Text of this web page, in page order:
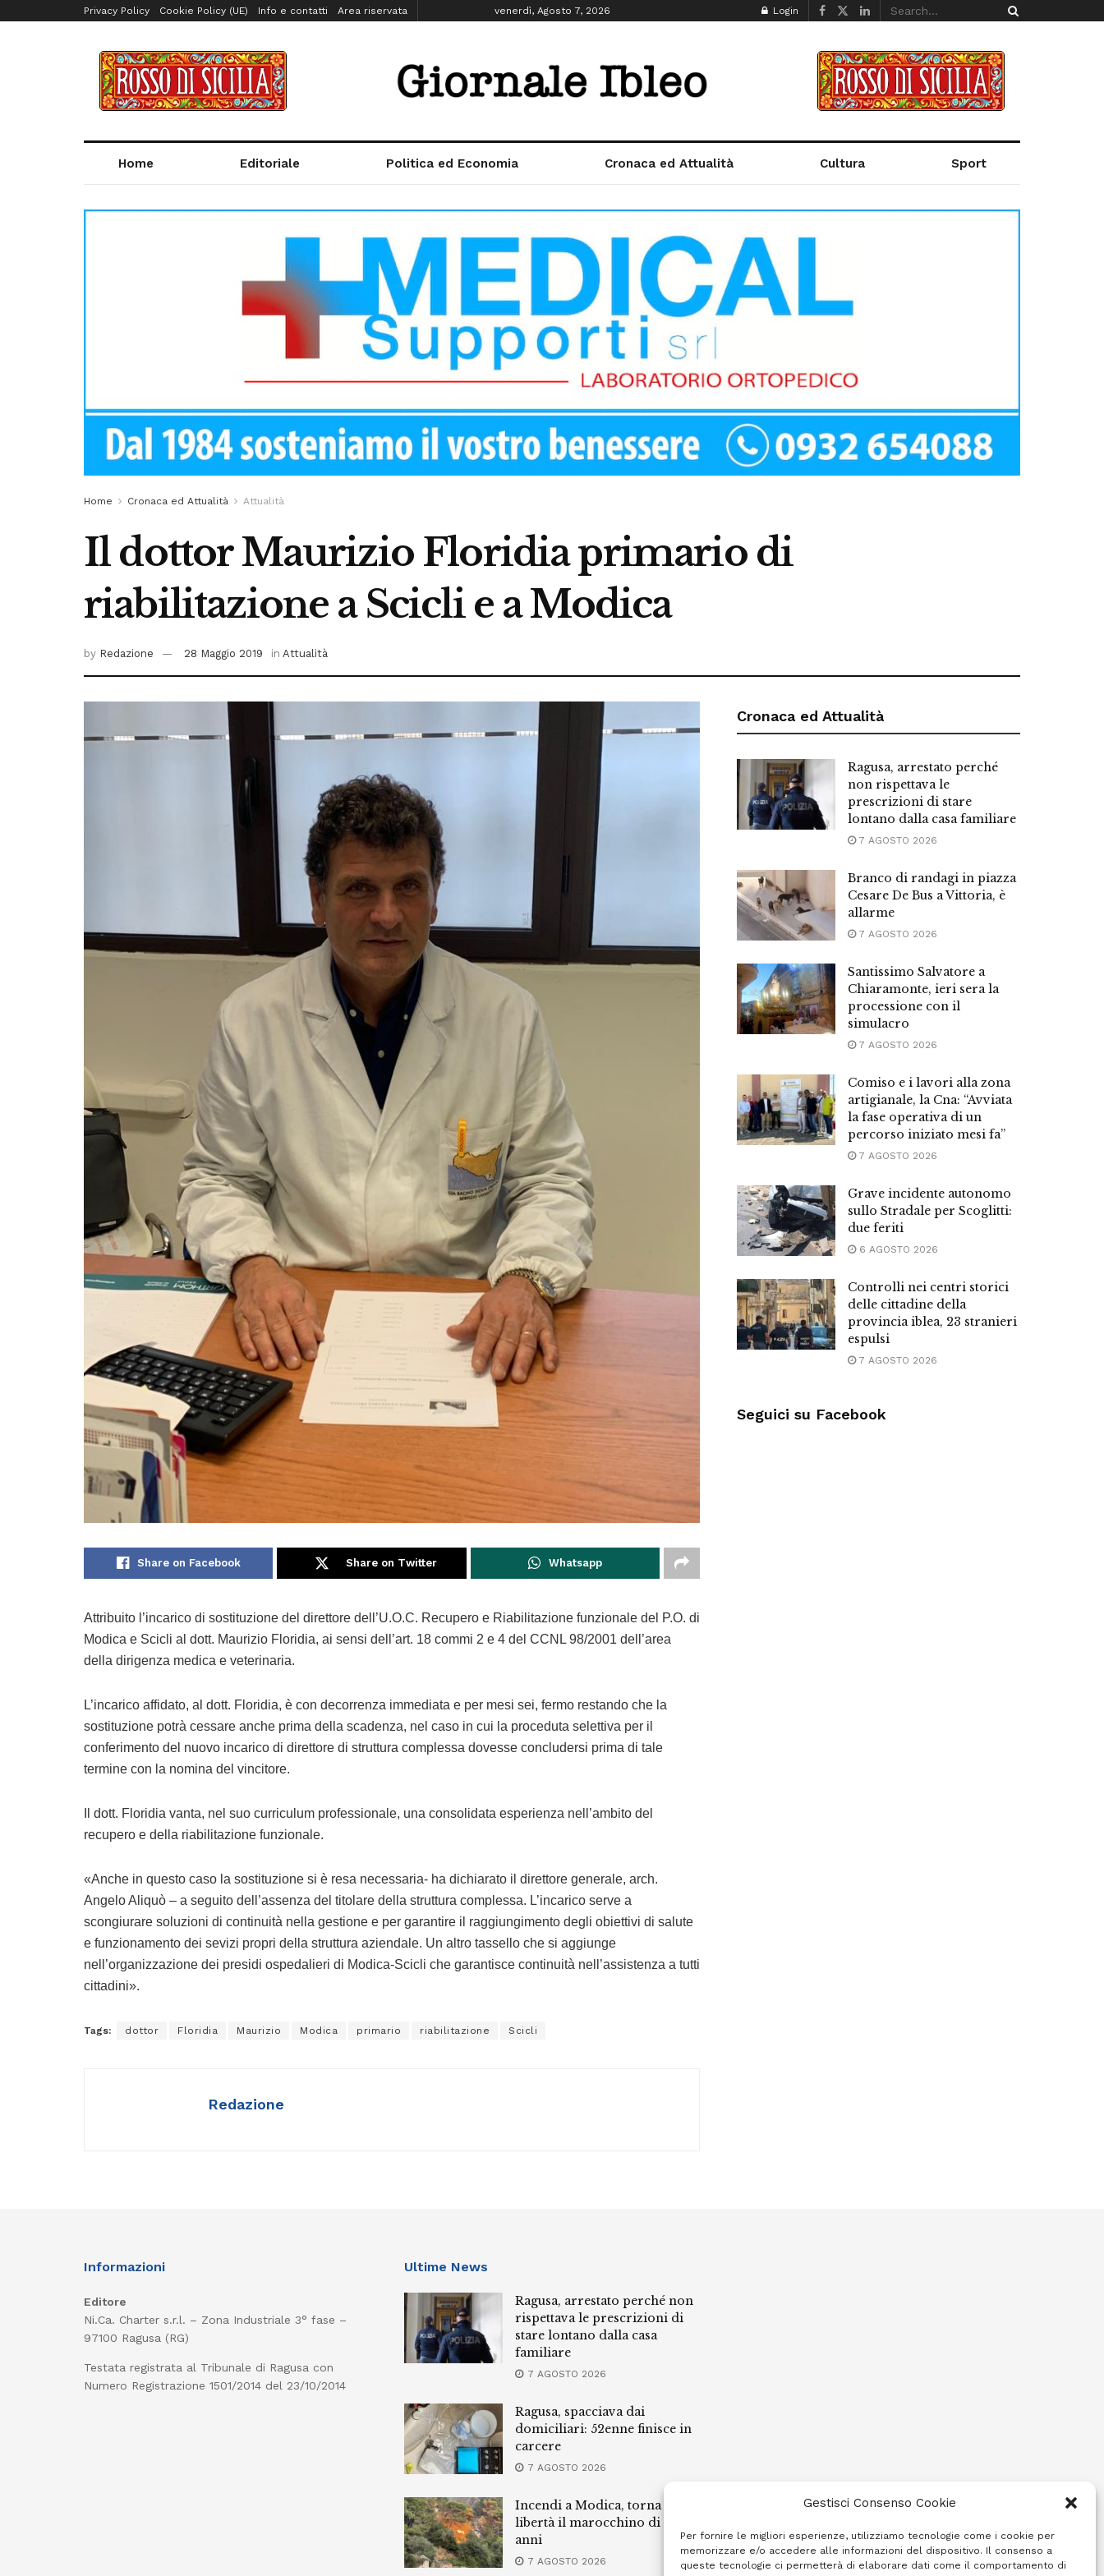
Gestisci Consenso Cookie
Per fornire le migliori esperienze, utilizziamo tecnologie come i cookie per
memorizzare e/o accedere alle informazioni del dispositivo. Il consenso a
queste tecnologie ci permetterà di elaborare dati come il comportamento di
Privacy Policy Cookie Policy (UE) Info e contatti Area riservata venerdì, Agosto 7, 2026 Login
Home Editoriale Politica ed Economia Cronaca ed Attualità Cultura Sport
Home Cronaca ed Attualità Attualità
Il dottor Maurizio Floridia primario di
riabilitazione a Scicli e a Modica
by Redazione 28 Maggio 2019 in Attualità
Share on Facebook Share on Twitter Whatsapp
Attribuito l’incarico di sostituzione del direttore dell’U.O.C. Recupero e Riabilitazione funzionale del P.O. di
Modica e Scicli al dott. Maurizio Floridia, ai sensi dell’art. 18 commi 2 e 4 del CCNL 98/2001 dell’area
della dirigenza medica e veterinaria.
L’incarico affidato, al dott. Floridia, è con decorrenza immediata e per mesi sei, fermo restando che la
sostituzione potrà cessare anche prima della scadenza, nel caso in cui la proceduta selettiva per il
conferimento del nuovo incarico di direttore di struttura complessa dovesse concludersi prima di tale
termine con la nomina del vincitore.
Il dott. Floridia vanta, nel suo curriculum professionale, una consolidata esperienza nell’ambito del
recupero e della riabilitazione funzionale.
«Anche in questo caso la sostituzione si è resa necessaria- ha dichiarato il direttore generale, arch.
Angelo Aliquò – a seguito dell’assenza del titolare della struttura complessa. L’incarico serve a
scongiurare soluzioni di continuità nella gestione e per garantire il raggiungimento degli obiettivi di salute
e funzionamento dei sevizi propri della struttura aziendale. Un altro tassello che si aggiunge
nell’organizzazione dei presidi ospedalieri di Modica-Scicli che garantisce continuità nell’assistenza a tutti
cittadini».
Tags: dottor Floridia Maurizio Modica primario riabilitazione Scicli
Redazione
Cronaca ed Attualità
Ragusa, arrestato perché
non rispettava le
prescrizioni di stare
lontano dalla casa familiare
7 AGOSTO 2026
Branco di randagi in piazza
Cesare De Bus a Vittoria, è
allarme
7 AGOSTO 2026
Santissimo Salvatore a
Chiaramonte, ieri sera la
processione con il
simulacro
7 AGOSTO 2026
Comiso e i lavori alla zona
artigianale, la Cna: “Avviata
la fase operativa di un
percorso iniziato mesi fa”
7 AGOSTO 2026
Grave incidente autonomo
sullo Stradale per Scoglitti:
due feriti
6 AGOSTO 2026
Controlli nei centri storici
delle cittadine della
provincia iblea, 23 stranieri
espulsi
7 AGOSTO 2026
Seguici su Facebook
Informazioni
Editore
Ni.Ca. Charter s.r.l. – Zona Industriale 3° fase –
97100 Ragusa (RG)
Testata registrata al Tribunale di Ragusa con
Numero Registrazione 1501/2014 del 23/10/2014
Ultime News
Ragusa, arrestato perché non
rispettava le prescrizioni di
stare lontano dalla casa
familiare
7 AGOSTO 2026
Ragusa, spacciava dai
domiciliari: 52enne finisce in
carcere
7 AGOSTO 2026
Incendi a Modica, torna in
libertà il marocchino di 23
anni
7 AGOSTO 2026